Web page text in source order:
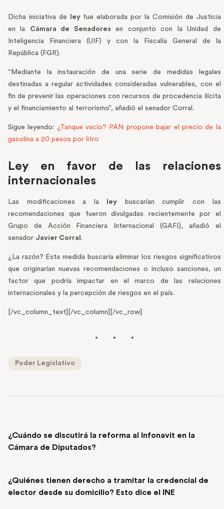
Dicha iniciativa de leyfue elaborada por la Comisión de Justicia
en la Cámara de Senadores en conjunto con la Unidad de
Inteligencia Financiera (UIF) y con la Fiscalía General de la
República (FGR).
“Mediante la instauración de una serie de medidas legales
destinadas a regular actividades consideradas vulnerables, con el
fin de prevenir las operaciones con recursos de procedencia ilícita
y el financiamiento al terrorismo”, añadió el senador Corral.
Sigue leyendo: ¿Tanque vacío? PAN propone bajar el precio de la
gasolina a 20 pesos por litro
Ley en favor de las relaciones
internacionales
Las modificaciones a la ley buscarían cumplir con las
recomendaciones que fueron divulgadas recientemente por el
Grupo de Acción Financiera Internacional (GAFI), añadió el
senador Javier Corral .
¿La razón? Esta medida buscaría eliminar los riesgos significativos
que originarían nuevas recomendaciones o incluso sanciones, un
factor que podría impactar en el marco de las relaciones
internacionales y la percepción de riesgos en el país.
[/vc_column_text][/vc_column][/vc_row]
Poder Legislativo
¿Cuándo se discutirá la reforma al Infonavit en la
Cámara de Diputados?
¿Quiénes tienen derecho a tramitar la credencial de
elector desde su domicilio? Esto dice el INE